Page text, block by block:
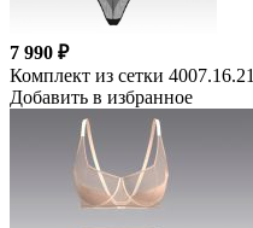
7 990 ₽
Комплект из сетки 4007.16.21
Добавить в избранное